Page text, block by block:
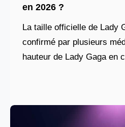
en 2026 ?
La taille officielle de Lady
confirmé par plusieurs
hauteur de Lady Gaga en